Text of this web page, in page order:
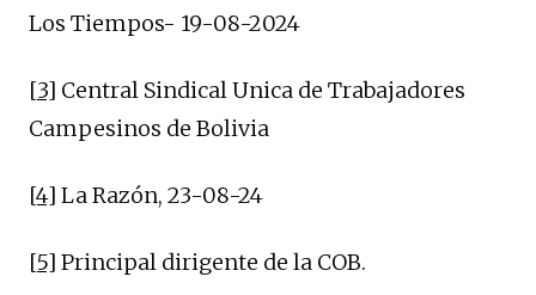
Los Tiempos- 19-08-2024
[3] Central Sindical Unica de Trabajadores
Campesinos de Bolivia
[4] La Razón, 23-08-24
[5] Principal dirigente de la COB.